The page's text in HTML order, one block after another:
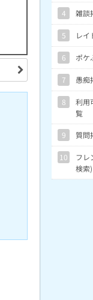
4 雑談
5 レイ
6 ポケ
7 愚痴
8
利用
覧
9 質問
10
フレ
検索)